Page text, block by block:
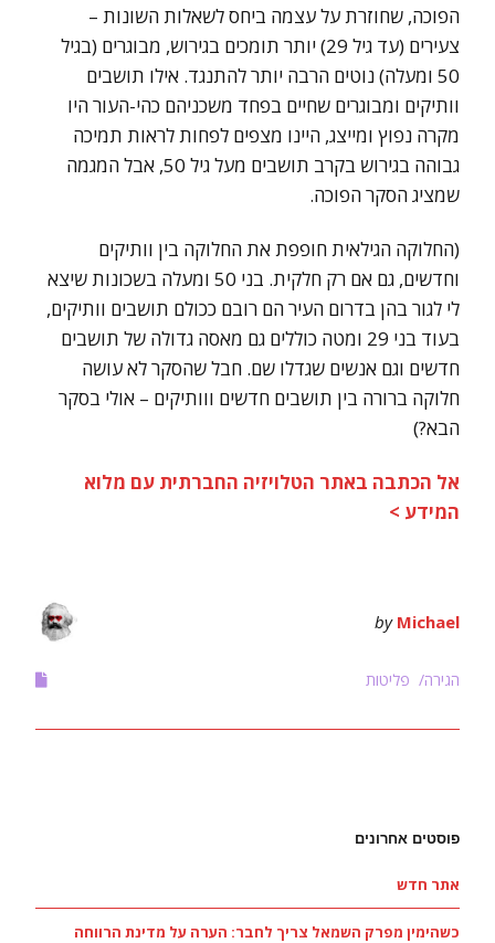
הפוכה, שחוזרת על עצמה ביחס לשאלות השונות –
צעירים (עד גיל 29) יותר תומכים בגירוש, מבוגרים (בגיל
50 ומעלה) נוטים הרבה יותר להתנגד. אילו תושבים
וותיקים ומבוגרים שחיים בפחד משכניהם כהי-העור היו
מקרה נפוץ ומייצג, היינו מצפים לפחות לראות תמיכה
גבוהה בגירוש בקרב תושבים מעל גיל 50, אבל המגמה
שמציג הסקר הפוכה.
(החלוקה הגילאית חופפת את החלוקה בין וותיקים
וחדשים, גם אם רק חלקית. בני 50 ומעלה בשכונות שיצא
לי לגור בהן בדרום העיר הם רובם ככולם תושבים וותיקים,
בעוד בני 29 ומטה כוללים גם מאסה גדולה של תושבים
חדשים וגם אנשים שגדלו שם. חבל שהסקר לא עושה
חלוקה ברורה בין תושבים חדשים ווותיקים – אולי בסקר
הבא?)
אל הכתבה באתר הטלויזיה החברתית עם מלוא
המידע >
by Michael
הגירה פליטות
פוסטים אחרונים
אתר חדש
כשהימין מפרק השמאל צריך לחבר: הערה על מדינת הרווחה